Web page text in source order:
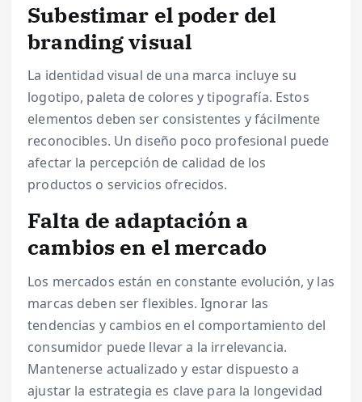
Subestimar el poder del
branding visual
La identidad visual de una marca incluye su
logotipo, paleta de colores y tipografía. Estos
elementos deben ser consistentes y fácilmente
reconocibles. Un diseño poco profesional puede
afectar la percepción de calidad de los
productos o servicios ofrecidos.
Falta de adaptación a
cambios en el mercado
Los mercados están en constante evolución, y las
marcas deben ser flexibles. Ignorar las
tendencias y cambios en el comportamiento del
consumidor puede llevar a la irrelevancia.
Mantenerse actualizado y estar dispuesto a
ajustar la estrategia es clave para la longevidad